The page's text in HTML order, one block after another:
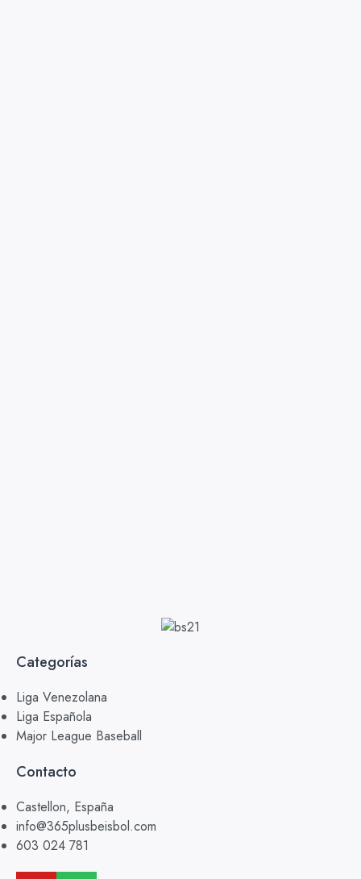
Categorías
Liga Venezolana
Liga Española
Major League Baseball
Contacto
Castellon, España
info@365plusbeisbol.com
603 024 781